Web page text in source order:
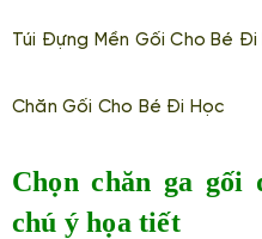
Túi Đựng Mền Gối Cho Bé Đi
Chăn Gối Cho Bé Đi Học
Chọn chăn ga gối
chú ý họa tiết